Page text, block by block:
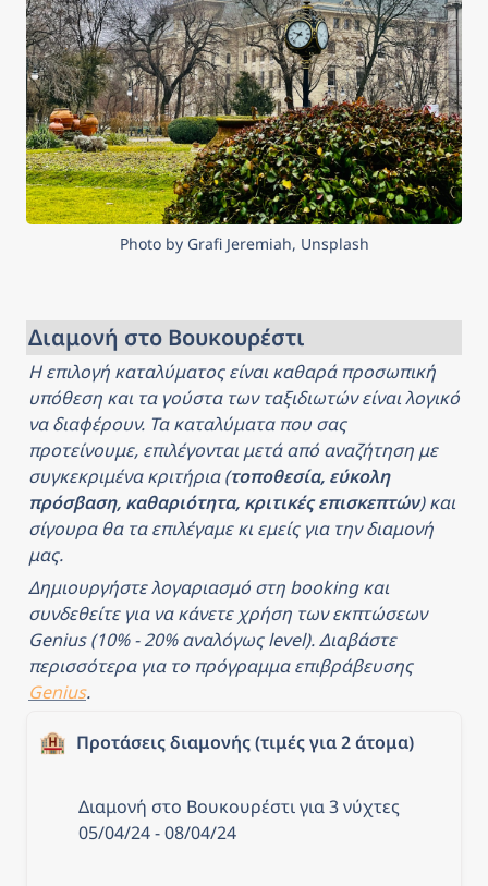
Photo by Grafi Jeremiah, Unsplash
Διαμονή στο Βουκουρέστι
Η επιλογή καταλύματος είναι καθαρά προσωπική
υπόθεση και τα γούστα των ταξιδιωτών είναι λογικό
να διαφέρουν. Τα καταλύματα που σας
προτείνουμε, επιλέγονται μετά από αναζήτηση με
συγκεκριμένα κριτήρια (τοποθεσία, εύκολη
πρόσβαση, καθαριότητα, κριτικές επισκεπτών) και
σίγουρα θα τα επιλέγαμε κι εμείς για την διαμονή
μας.
Δημιουργήστε λογαριασμό στη booking και
συνδεθείτε για να κάνετε χρήση των εκπτώσεων
Genius (10% - 20% αναλόγως level). Διαβάστε
περισσότερα για το πρόγραμμα επιβράβευσης
Genius.
🏨 Προτάσεις διαμονής (τιμές για 2 άτομα)
Διαμονή στο Βουκουρέστι για 3 νύχτες
05/04/24 - 08/04/24